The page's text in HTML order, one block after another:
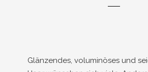
Glänzendes, voluminöses und